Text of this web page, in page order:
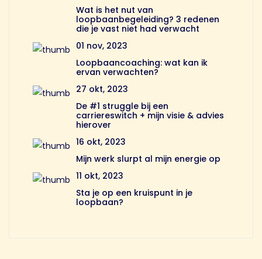
Wat is het nut van
loopbaanbegeleiding? 3 redenen
die je vast niet had verwacht
01 nov, 2023
Loopbaancoaching: wat kan ik
ervan verwachten?
27 okt, 2023
De #1 struggle bij een
carriereswitch + mijn visie & advies
hierover
16 okt, 2023
Mijn werk slurpt al mijn energie op
11 okt, 2023
Sta je op een kruispunt in je
loopbaan?